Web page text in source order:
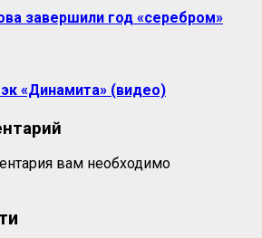
завершили год «серебром»
«Динамита» (видео)
вам необходимо